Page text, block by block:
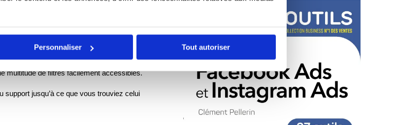
Personnaliser Tout autoriser
votre support en un contenu
multitude de filtres facilement accessibles.
support jusqu’à ce que vous trouviez celui